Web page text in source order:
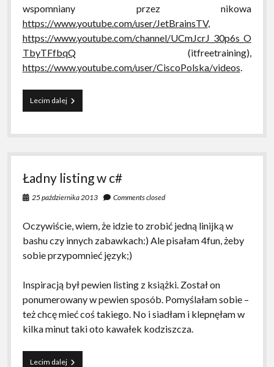
wspomniany przez nikowa
https://www.youtube.com/user/JetBrainsTV,
https://www.youtube.com/channel/UCmJcrJ_30p6s_O
TbyTFfbqQ(itfreetraining),
https://www.youtube.com/user/CiscoPolska/videos.
Lecim dalejJak
się
i
nauczyć
bez
przeczytania
ani
książki
Ładny listing w c#
25 października 2013 Comments closed
Oczywiście, wiem, że idzie to zrobić jedną linijką w
bashu czy innych zabawkach:) Ale pisałam 4fun, żeby
sobie przypomnieć język;)
Inspiracją był pewien listing z książki. Został on
ponumerowany w pewien sposób. Pomyślałam sobie –
też chcę mieć coś takiego. No i siadłam i klepnęłam w
kilka minut taki oto kawałek kodziszcza.
Lecim dalejŁadny